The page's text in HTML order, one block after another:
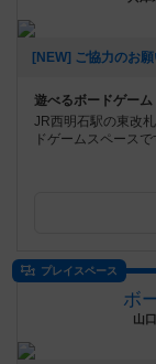
[NEW] ご協力のお
遊べるボードゲーム
JR西明石駅の東改
ドゲームスペース
プレイスペース
ボ
山